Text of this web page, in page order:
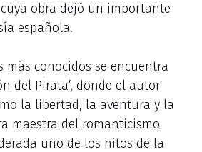
obra dejó un importante
española.
más conocidos se encuentra
del Pirata’, donde el autor
la libertad, la aventura y la
maestra del romanticismo
uno de los hitos de la